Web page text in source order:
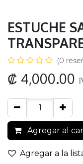
ESTUCHE
(0
₡ 4,000.00
Agregar al
Agregar a la